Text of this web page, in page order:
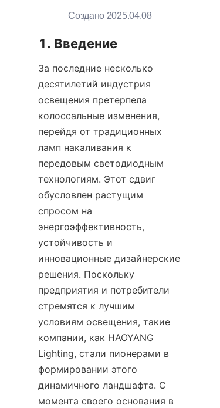
Создано 2025.04.08
1. Введение
За последние несколько
десятилетий индустрия
освещения претерпела
колоссальные изменения,
перейдя от традиционных
ламп накаливания к
передовым светодиодным
технологиям. Этот сдвиг
обусловлен растущим
спросом на
энергоэффективность,
устойчивость и
инновационные дизайнерские
решения. Поскольку
предприятия и потребители
стремятся к лучшим
условиям освещения, такие
компании, как HAOYANG
Lighting, стали пионерами в
формировании этого
динамичного ландшафта. С
момента своего основания в